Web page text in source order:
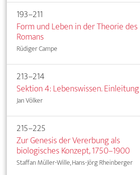
193–211
Form und Leben in der Theorie des
Romans
Rüdiger Campe
213–214
Sektion 4: Lebenswissen. Einleitung
Jan Völker
215–225
Zur Genesis der Vererbung als
biologisches Konzept, 1750–1900
Staffan Müller-Wille, Hans-Jörg Rheinberger